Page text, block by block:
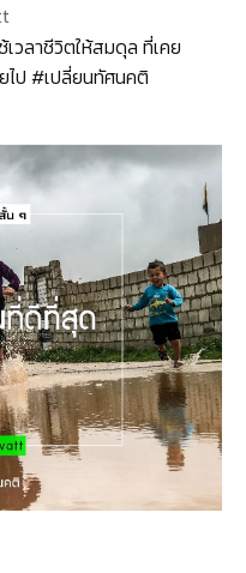
วลาชีวิตให้สมดุล ที่เคย
ไป #เปลี่ยนทัศนคติ